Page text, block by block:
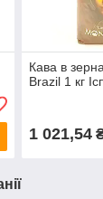
Кава в
Brazil 1 кг
1 021,54